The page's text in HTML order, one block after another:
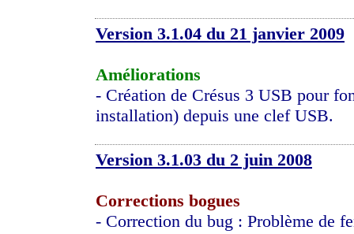
Version 3.1.04 du 21 janvier 2009
Améliorations
- Création de Crésus 3 USB pour
installation) depuis une clef USB.
Version 3.1.03 du 2 juin 2008
Corrections bogues
- Correction du bug : Problème de